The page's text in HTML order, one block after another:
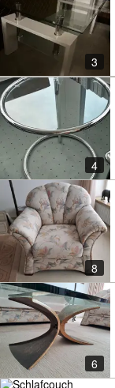
3
4
8
6